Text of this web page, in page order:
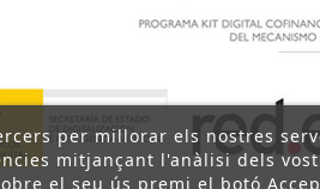
per millorar els nostres
mitjançant l'anàlisi dels
el seu ús premi el botó